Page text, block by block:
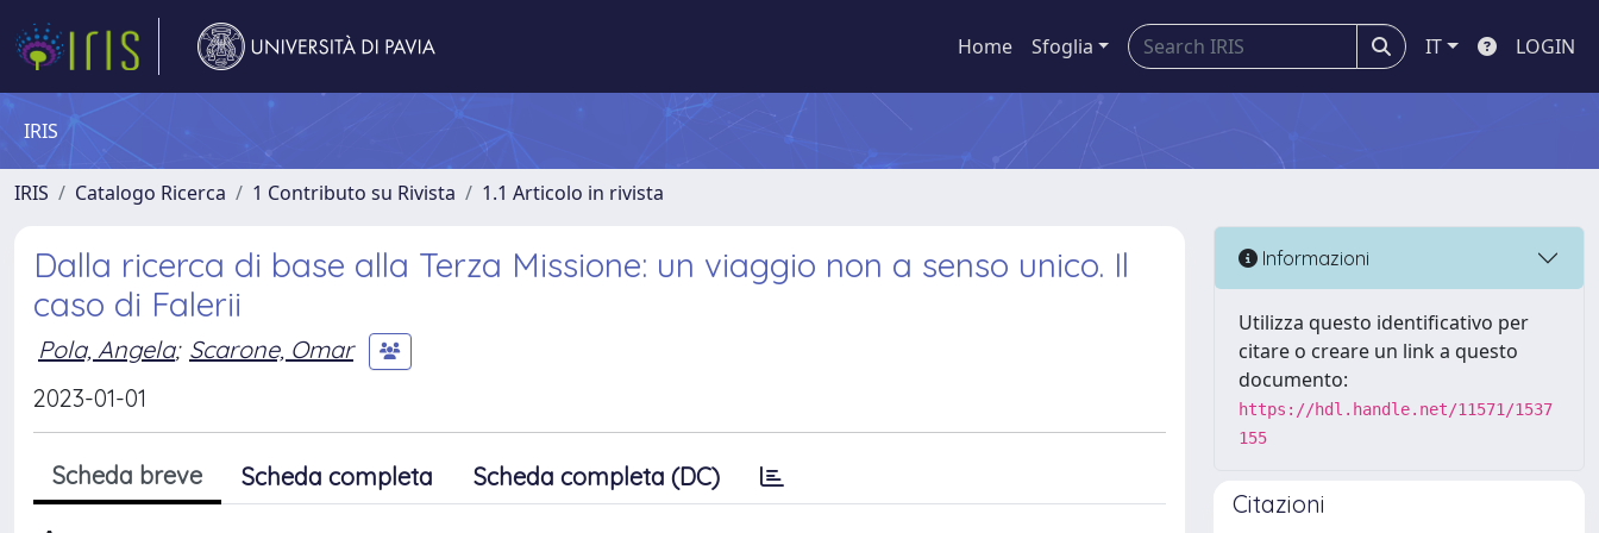
Home Sfoglia IT LOGIN
IRIS
IRIS Catalogo Ricerca 1 Contributo su Rivista 1.1 Articolo in rivista
Dalla ricerca di base alla Terza Missione: un viaggio non a senso unico. Il
caso di Falerii
Pola, Angela; Scarone, Omar
2023-01-01
Scheda breve Scheda completa Scheda completa (DC)
Informazioni
Utilizza questo identificativo per
citare o creare un link a questo
documento:
https://hdl.handle.net/11571/1537
155
Citazioni